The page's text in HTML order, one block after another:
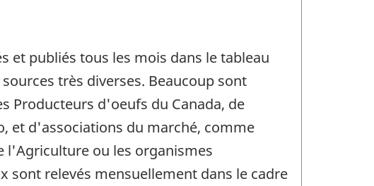
et publiés tous les mois dans le tableau
très diverses. Beaucoup sont
Producteurs d'oeufs du Canada, de
et d'associations du marché, comme
l'Agriculture ou les organismes
sont relevés mensuellement dans le cadre